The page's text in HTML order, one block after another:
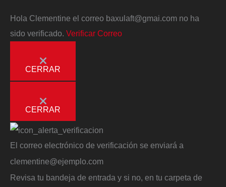
Hola Clementine el correo baxulaft@gmai.com no ha
sido verificado. Verificar Correo
CERRAR
CERRAR
El correo electrónico de verificación se enviará a
clementine@ejemplo.com
Revisa tu bandeja de entrada y si no, en tu carpeta de